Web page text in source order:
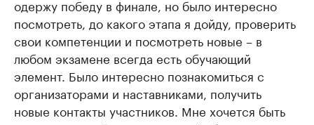
одержу победу в финале, но было интересно
посмотреть, до какого этапа я дойду, проверить
свои компетенции и посмотреть новые – в
любом экзамене всегда есть обучающий
элемент. Было интересно познакомиться с
организаторами и наставниками, получить
новые контакты участников. Мне хочется быть